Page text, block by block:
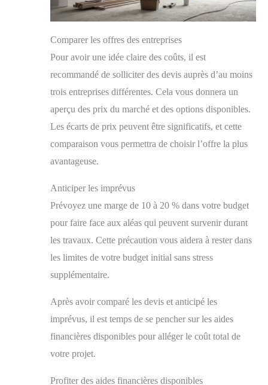
Comparer les offres des entreprises
Pour avoir une idée claire des coûts, il est
recommandé de solliciter des devis auprès d’au moins
trois entreprises différentes. Cela vous donnera un
aperçu des prix du marché et des options disponibles.
Les écarts de prix peuvent être significatifs, et cette
comparaison vous permettra de choisir l’offre la plus
avantageuse.
Anticiper les imprévus
Prévoyez une marge de 10 à 20 % dans votre budget
pour faire face aux aléas qui peuvent survenir durant
les travaux. Cette précaution vous aidera à rester dans
les limites de votre budget initial sans stress
supplémentaire.
Après avoir comparé les devis et anticipé les
imprévus, il est temps de se pencher sur les aides
financières disponibles pour alléger le coût total de
votre projet.
Profiter des aides financières disponibles